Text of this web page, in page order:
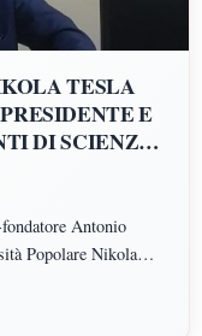
TESLA
E
DI SCIENZE
UMANE,
Antonio
Popolare Nikola
Scienze